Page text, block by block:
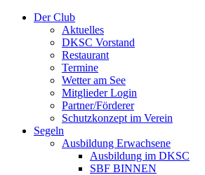
Der Club
Aktuelles
DKSC Vorstand
Restaurant
Termine
Wetter am See
Mitglieder Login
Partner/Förderer
Schutzkonzept im Verein
Segeln
Ausbildung Erwachsene
Ausbildung im DKSC
SBF BINNEN